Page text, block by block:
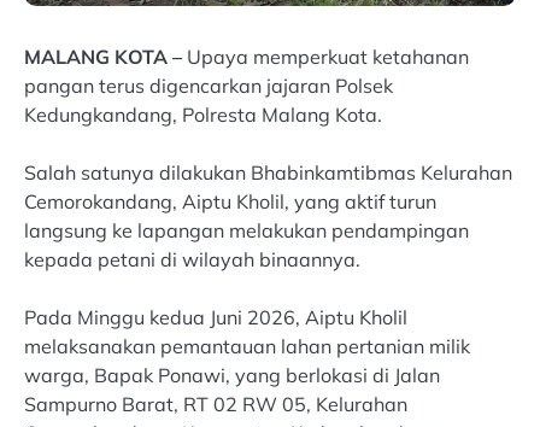
MALANG KOTA –Upaya memperkuat ketahanan
pangan terus digencarkan jajaran Polsek
Kedungkandang, Polresta Malang Kota.
Salah satunya dilakukan Bhabinkamtibmas Kelurahan
Cemorokandang, Aiptu Kholil, yang aktif turun
langsung ke lapangan melakukan pendampingan
kepada petani di wilayah binaannya.
Pada Minggu kedua Juni 2026, Aiptu Kholil
melaksanakan pemantauan lahan pertanian milik
warga, Bapak Ponawi, yang berlokasi di Jalan
Sampurno Barat, RT 02 RW 05, Kelurahan